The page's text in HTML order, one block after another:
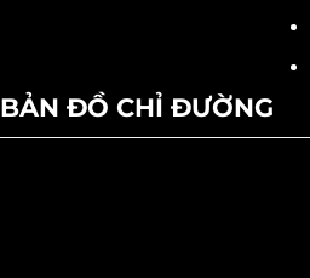
BẢN ĐỒ CHỈ ĐƯỜNG